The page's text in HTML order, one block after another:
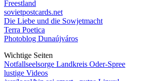
Freestland
sovietpostcards.net
Die Liebe und die Sowjetmacht
Terra Poetica
Photoblog Dunaújváros
Wichtige Seiten
Notfallseelsorge Landkreis Oder-Spree
lustige Videos